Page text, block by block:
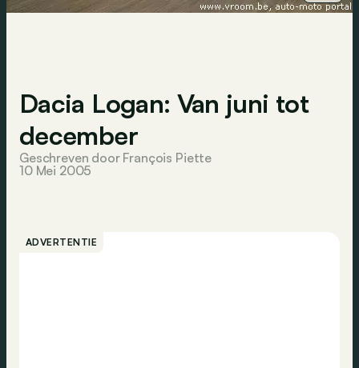
Dacia Logan: Van juni tot
december
Geschreven door François Piette
10 Mei 2005
ADVERTENTIE